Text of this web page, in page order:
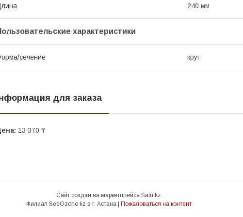
240 мм
характеристики
сечение круг
для заказа
13 370 ₸
Сайт создан на маркетплейсе Satu.kz
Пожаловаться на контент